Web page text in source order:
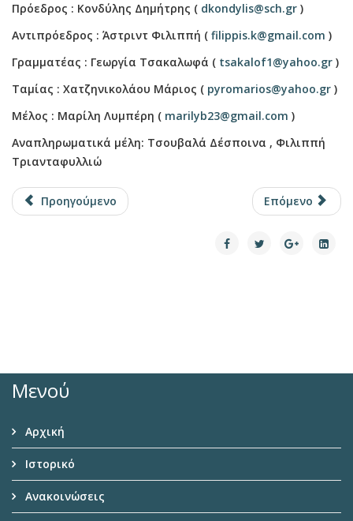
Πρόεδρος : Κονδύλης Δημήτρης ( dkondylis@sch.gr )
Αντιπρόεδρος : Άστριντ Φιλιππή ( filippis.k@gmail.com )
Γραμματέας : Γεωργία Τσακαλωφά ( tsakalof1@yahoo.gr )
Ταμίας : Χατζηνικολάου Μάριος ( pyromarios@yahoo.gr )
Μέλος : Μαρίλη Λυμπέρη ( marilyb23@gmail.com )
Αναπληρωματικά μέλη: Τσουβαλά Δέσποινα , Φιλιππή
Τριανταφυλλιώ
Προηγούμενο Επόμενο
Μενού
Αρχική
Ιστορικό
Ανακοινώσεις